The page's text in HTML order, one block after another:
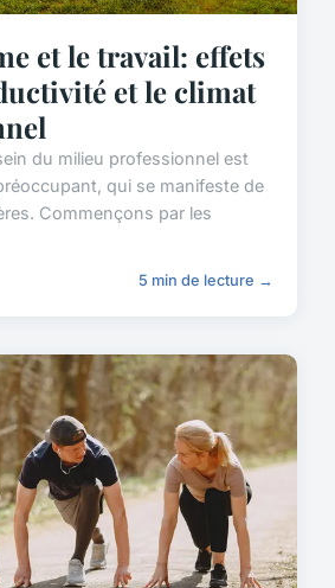
et le travail: effets
et le climat
du milieu professionnel est
qui se manifeste de
Commençons par les
5 min de lecture →